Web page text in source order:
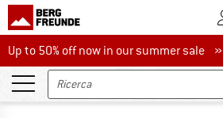
Up to 50% off now in our summer sale
Up to 50% off now in our summer sale »